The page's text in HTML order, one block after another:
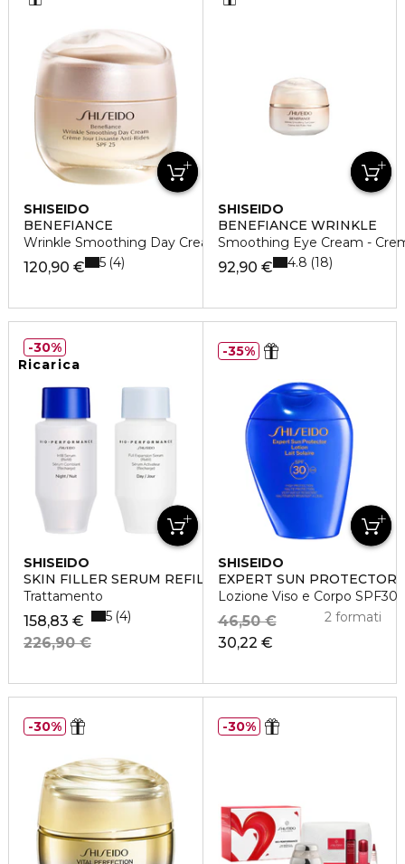
SHISEIDO
BENEFIANCE
Wrinkle Smoothing Day Cream SPF 25
120,90 € 5 4
SHISEIDO
BENEFIANCE WRINKLE
Smoothing Eye Cream -
92,90 € 4.8 18
Ricarica
SHISEIDO
SKIN FILLER SERUM REFILL
Trattamento
158,83 €
226,90 €
5 4
30%
SHISEIDO
EXPERT SUN PROTECTOR
Lozione Viso e Corpo SPF30
30,22 €
46,50 € 2 formati
35%
30% 30%